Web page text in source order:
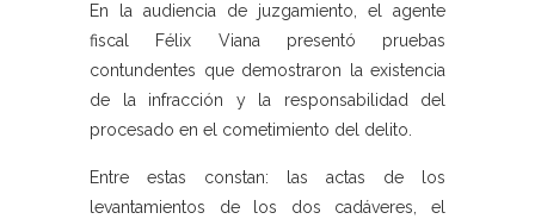
En la audiencia de juzgamiento, el agente
fiscal Félix Viana presentó pruebas
contundentes que demostraron la existencia
de la infracción y la responsabilidad del
procesado en el cometimiento del delito.
Entre estas constan: las actas de los
levantamientos de los dos cadáveres, el